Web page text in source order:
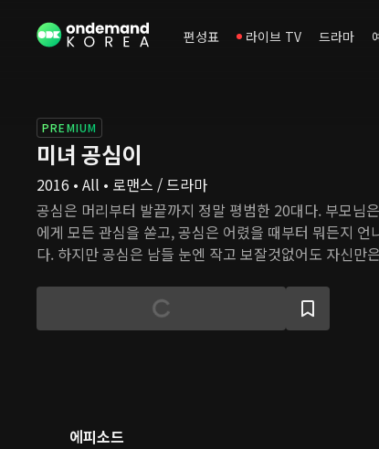
편성표 라이브 TV 드라마
PREMIUM
미녀 공심이
2016 • All • 로맨스 / 드라마
공심은 머리부터 발끝까지 정말 평범한 20대다. 부모님
에게 모든 관심을 쏟고, 공심은 어렸을 때부터 뭐든지 언
다. 하지만 공심은 남들 눈엔 작고 보잘것없어도 자신만
온 남자, 안단태는 낮엔 무료 변론을 해 주는 변호사로,
하지만 세상 물정엔 밝지 않은 공심을 여러 번 돕는다. 석
에피소드